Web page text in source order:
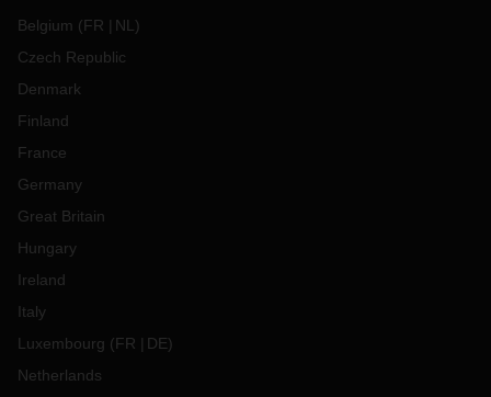
Belgium (FR NL )
Czech Republic
Denmark
Finland
France
Germany
Great Britain
Hungary
Ireland
Italy
Luxembourg (FR DE)
Netherlands